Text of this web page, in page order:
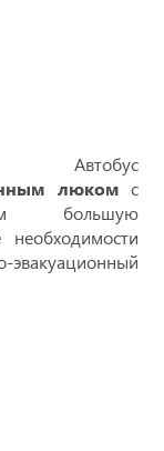
люкомc
большую
необходимости
эвакуационный